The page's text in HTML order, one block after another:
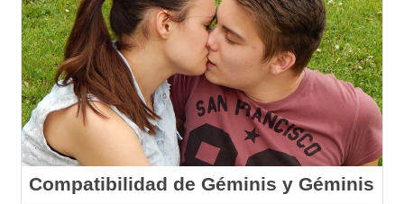
Compatibilidad de Géminis y Géminis